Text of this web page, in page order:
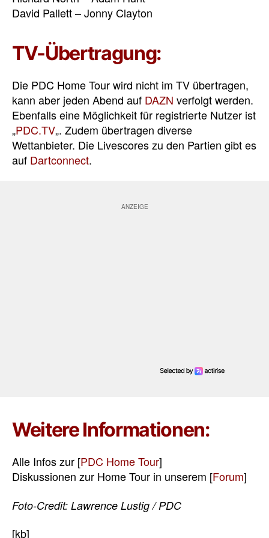
David Pallett – Jonny Clayton
TV-Übertragung:
Die PDC Home Tour wird nicht im TV übertragen,
kann aber jeden Abend auf DAZN verfolgt werden.
Ebenfalls eine Möglichkeit für registrierte Nutzer ist
„PDC.TV„. Zudem übertragen diverse
Wettanbieter. Die Livescores zu den Partien gibt es
auf Dartconnect.
Weitere Informationen:
Alle Infos zur [PDC Home Tour]
Diskussionen zur Home Tour in unserem [Forum]
Foto-Credit: Lawrence Lustig / PDC
[kb]